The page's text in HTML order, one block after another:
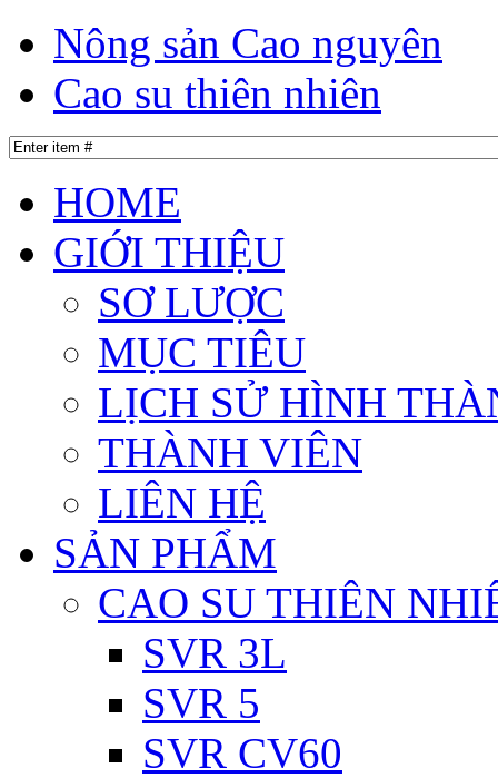
Nông sản Cao nguyên
Cao su thiên nhiên
HOME
GIỚI THIỆU
SƠ LƯỢC
MỤC TIÊU
LỊCH SỬ HÌNH
THÀNH VIÊN
LIÊN HỆ
SẢN PHẨM
CAO SU THIÊN
SVR 3L
SVR 5
SVR CV60